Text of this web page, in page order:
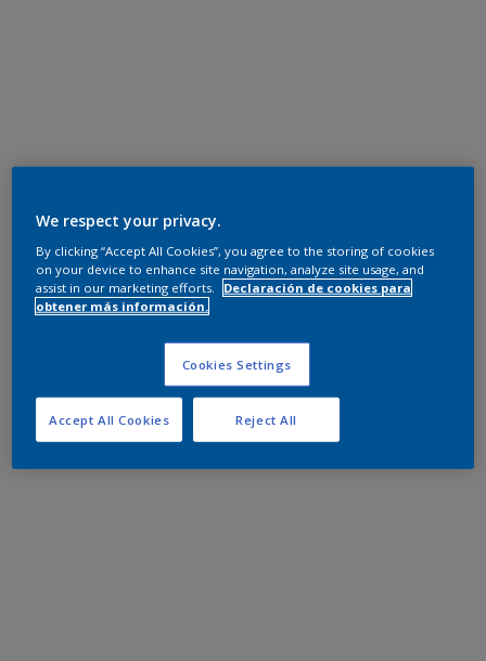
We respect your privacy.
By clicking “Accept All Cookies”, you agree to the storing of cookies
on your device to enhance site navigation, analyze site usage, and
assist in our marketing efforts.
Declaración de cookies para
obtener más información.
Cookies Settings
Reject All
Accept All Cookies